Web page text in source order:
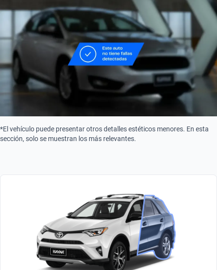
*El vehículo puede presentar otros detalles estéticos menores. En esta
sección, solo se muestran los más relevantes.